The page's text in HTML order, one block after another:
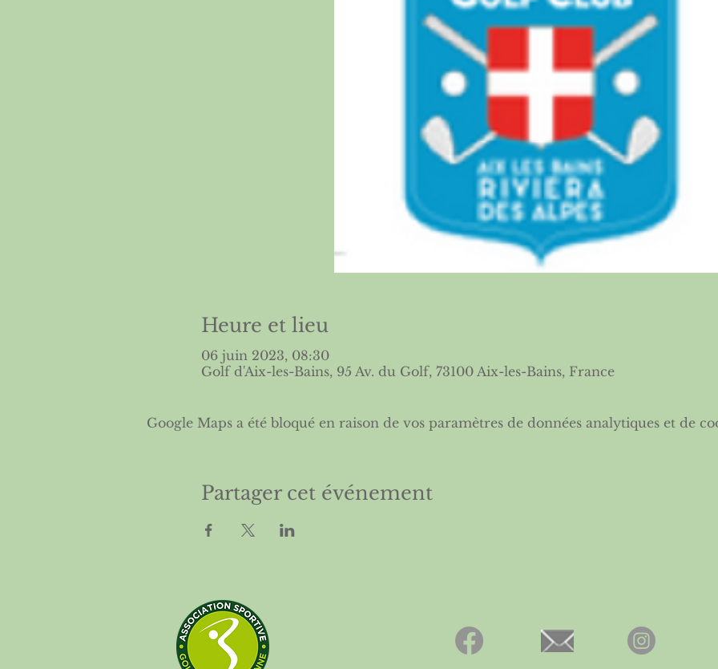
Heure et lieu
06 juin 2023, 08:30
Golf d'Aix-les-Bains, 95 Av. du Golf, 73100 Aix-les-Bains, France
Google Maps a été bloqué en raison de vos paramètres de données analytiques et de
Partager cet événement